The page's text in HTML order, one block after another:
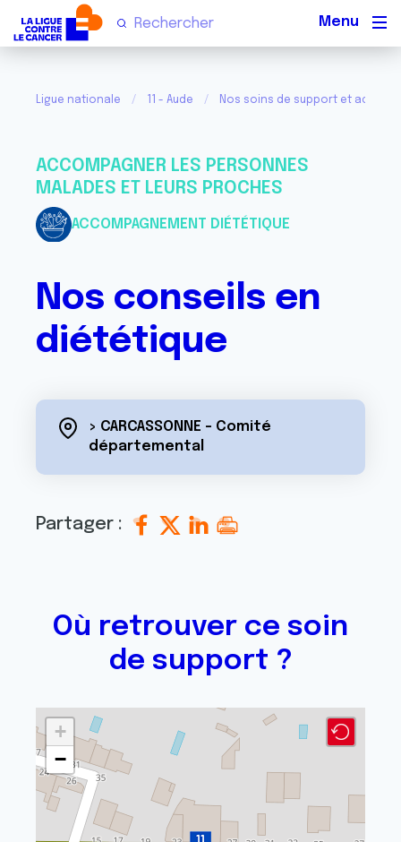
Ligue nationale 11 - Aude Nos soins de support et activités
ACCOMPAGNER LES PERSONNES
MALADES ET LEURS PROCHES
ACCOMPAGNEMENT DIÉTÉTIQUE
Nos conseils en
diététique
> CARCASSONNE - Comité
départemental
Partager :
Où retrouver ce soin
de support ?
+
−